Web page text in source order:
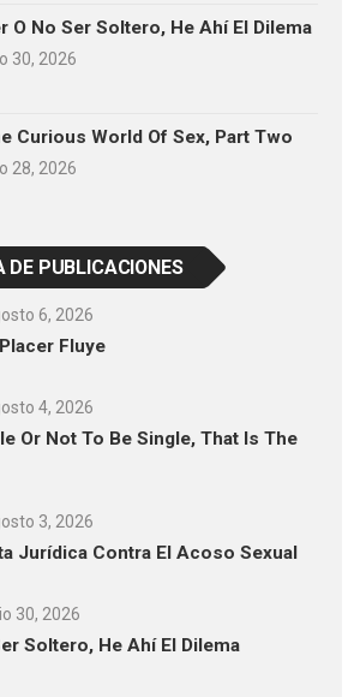
O No Ser Soltero, He Ahí El Dilema
30, 2026
Curious World Of Sex, Part Two
28, 2026
DE PUBLICACIONES
6, 2026
Fluye
4, 2026
Or Not To Be Single, That Is The
3, 2026
Jurídica Contra El Acoso Sexual
30, 2026
Soltero, He Ahí El Dilema